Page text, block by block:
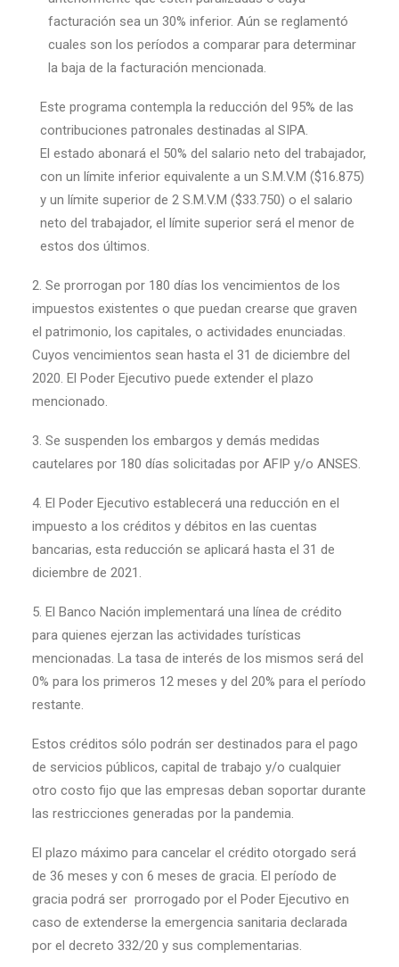
facturación sea un 30% inferior. Aún se reglamentó
cuales son los períodos a comparar para determinar
la baja de la facturación mencionada.
Este programa contempla la reducción del 95% de las
contribuciones patronales destinadas al SIPA.
El estado abonará el 50% del salario neto del trabajador,
con un límite inferior equivalente a un S.M.V.M ($16.875)
y un límite superior de 2 S.M.V.M ($33.750) o el salario
neto del trabajador, el límite superior será el menor de
estos dos últimos.
2. Se prorrogan por 180 días los vencimientos de los
impuestos existentes o que puedan crearse que graven
el patrimonio, los capitales, o actividades enunciadas.
Cuyos vencimientos sean hasta el 31 de diciembre del
2020. El Poder Ejecutivo puede extender el plazo
mencionado.
3. Se suspenden los embargos y demás medidas
cautelares por 180 días solicitadas por AFIP y/o ANSES.
4. El Poder Ejecutivo establecerá una reducción en el
impuesto a los créditos y débitos en las cuentas
bancarias, esta reducción se aplicará hasta el 31 de
diciembre de 2021.
5. El Banco Nación implementará una línea de crédito
para quienes ejerzan las actividades turísticas
mencionadas. La tasa de interés de los mismos será del
0% para los primeros 12 meses y del 20% para el período
restante.
Estos créditos sólo podrán ser destinados para el pago
de servicios públicos, capital de trabajo y/o cualquier
otro costo fijo que las empresas deban soportar durante
las restricciones generadas por la pandemia.
El plazo máximo para cancelar el crédito otorgado será
de 36 meses y con 6 meses de gracia. El período de
gracia podrá ser prorrogado por el Poder Ejecutivo en
caso de extenderse la emergencia sanitaria declarada
por el decreto 332/20 y sus complementarias.